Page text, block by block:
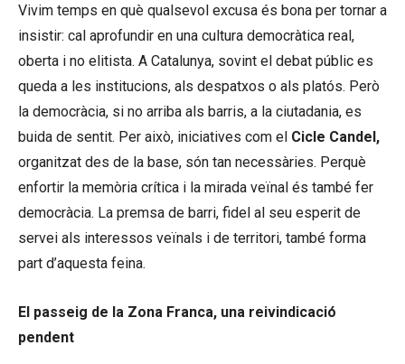
Vivim temps en què qualsevol excusa és bona per tornar a
insistir: cal aprofundir en una cultura democràtica real,
oberta i no elitista. A Catalunya, sovint el debat públic es
queda a les institucions, als despatxos o als platós. Però
la democràcia, si no arriba als barris, a la ciutadania, es
buida de sentit. Per això, iniciatives com el Cicle Candel,
organitzat des de la base, són tan necessàries. Perquè
enfortir la memòria crítica i la mirada veïnal és també fer
democràcia. La premsa de barri, fidel al seu esperit de
servei als interessos veïnals i de territori, també forma
part d’aquesta feina.
El passeig de la Zona Franca, una reivindicació
pendent